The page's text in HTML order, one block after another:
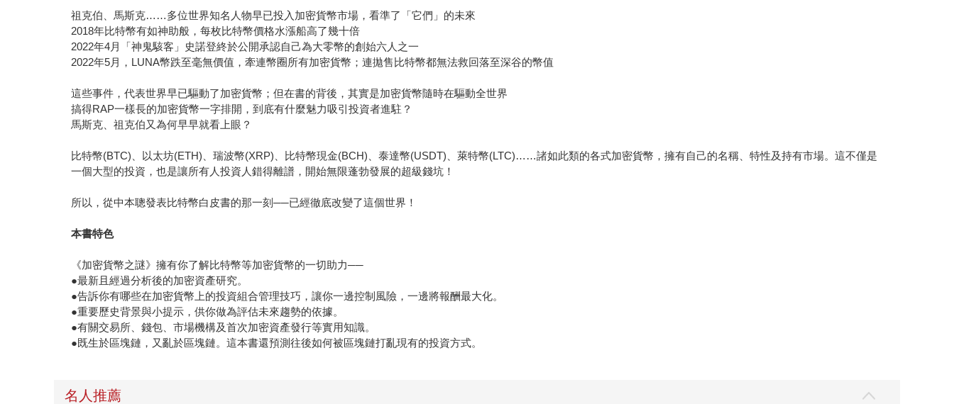
祖克伯、馬斯克……多位世界知名人物早已投入加密貨幣市場，看準了「它們」的未來
2018年比特幣有如神助般，每枚比特幣價格水漲船高了幾十倍
2022年4月「神鬼駭客」史諾登終於公開承認自己為大零幣的創始六人之一
2022年5月，LUNA幣跌至毫無價值，牽連幣圈所有加密貨幣；連拋售比特幣都無法救回落至深谷的幣值
這些事件，代表世界早已驅動了加密貨幣；但在書的背後，其實是加密貨幣隨時在驅動全世界
搞得RAP一樣長的加密貨幣一字排開，到底有什麼魅力吸引投資者進駐？
馬斯克、祖克伯又為何早早就看上眼？
比特幣(BTC)、以太坊(ETH)、瑞波幣(XRP)、比特幣現金(BCH)、泰達幣(USDT)、萊特幣(LTC)……諸如此類的各式加密貨幣，擁有自己的名稱、特性及持有市場。這不僅是
一個大型的投資，也是讓所有人投資人錯得離譜，開始無限蓬勃發展的超級錢坑！
所以，從中本聰發表比特幣白皮書的那一刻──已經徹底改變了這個世界！
本書特色
《加密貨幣之謎》擁有你了解比特幣等加密貨幣的一切助力──
●最新且經過分析後的加密資產研究。
●告訴你有哪些在加密貨幣上的投資組合管理技巧，讓你一邊控制風險，一邊將報酬最大化。
●重要歷史背景與小提示，供你做為評估未來趨勢的依據。
●有關交易所、錢包、市場機構及首次加密資產發行等實用知識。
●既生於區塊鏈，又亂於區塊鏈。這本書還預測往後如何被區塊鏈打亂現有的投資方式。
名人推薦